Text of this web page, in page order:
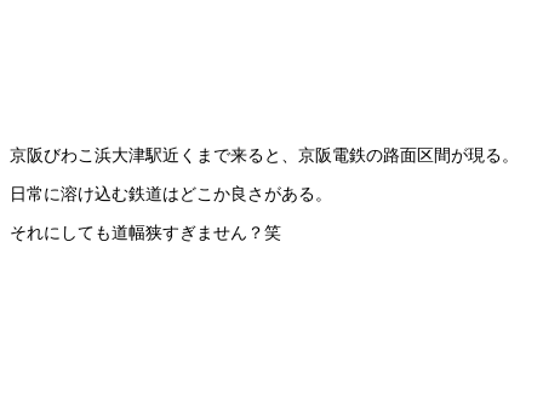
京阪びわこ浜大津駅近くまで来ると、京阪電鉄の路面区間が現る。
日常に溶け込む鉄道はどこか良さがある。
それにしても道幅狭すぎません？笑